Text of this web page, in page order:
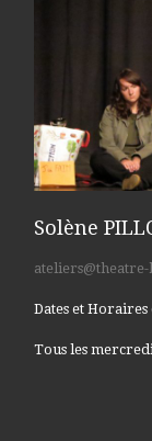
Solène
Dates et Horaires
Tous les